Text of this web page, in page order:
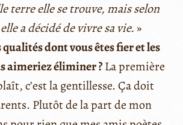
terre elle se trouve, mais selon
a décidé de vivre sa vie. »
qualités dont vous êtes fier et les
aimeriez éliminer ?La première
c’est la gentillesse. Ça doit
Plutôt de la part de mon